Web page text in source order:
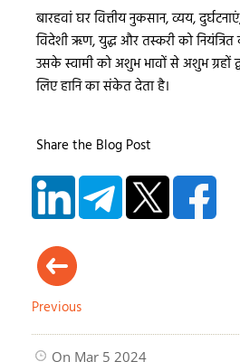
बारहवां घर वित्तीय नुकसान, व्यय,
विदेशी ऋण, युद्ध और तस्करी को नियंत्रित
उसके स्वामी को अशुभ भावों से अशुभ ग्रहों
लिए हानि का संकेत देता है।
Share the Blog Post
Previous
On Mar 5 2024